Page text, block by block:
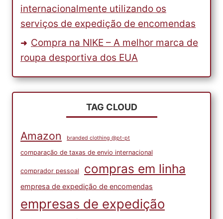
internacionalmente utilizando os
serviços de expedição de encomendas
Compra na NIKE – A melhor marca de
roupa desportiva dos EUA
TAG CLOUD
Amazon branded clothing @pt-pt
comparação de taxas de envio internacional
comprador pessoal compras em linha
empresa de expedição de encomendas
empresas de expedição